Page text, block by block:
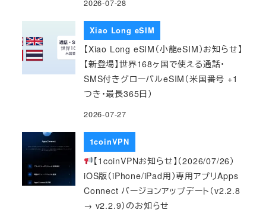
2026-07-28
Xiao Long eSIM
【Xiao Long eSIM（小龍eSIM）お知らせ】
【新登場】世界168ヶ国で使える通話・
SMS付きグローバルeSIM（米国番号 +1
つき・最長365日）
2026-07-27
1coinVPN
【1coinVPNお知らせ】（2026/07/26）
iOS版（iPhone/iPad用）専用アプリApps
Connect バージョンアップデート（v2.2.8
→ v2.2.9）のお知らせ